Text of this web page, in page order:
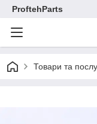
ProftehParts
Товари та